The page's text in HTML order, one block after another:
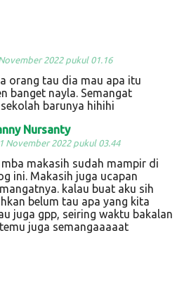
2022 pukul 01.16
orang tau dia mau apa itu
banget nayla. Semangat
barunya hihihi
Nursanty
November 2022 pukul 03.44
mba makasih sudah mampir di
ini. Makasih juga ucapan
kalau buat aku sih
belum tau apa yang kita
juga gpp, seiring waktu bakalan
juga semangaaaaat